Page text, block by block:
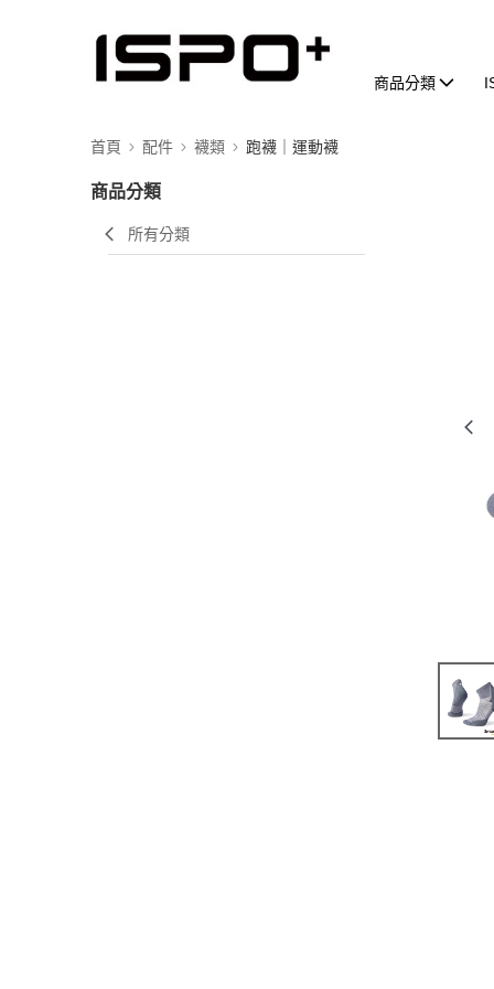
商品分類
首頁 配件 襪類 跑襪｜運動襪
商品分類
所有分類